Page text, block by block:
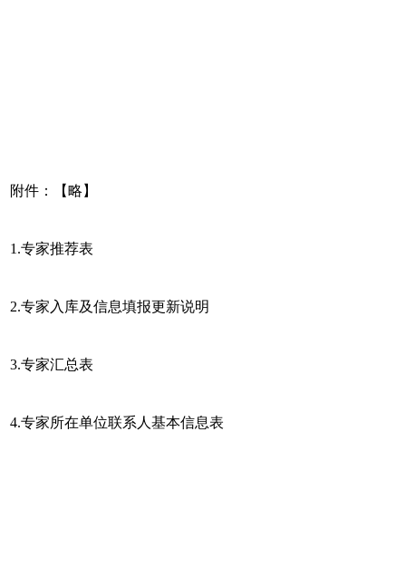
附件：【略】
1.专家推荐表
2.专家入库及信息填报更新说明
3.专家汇总表
4.专家所在单位联系人基本信息表